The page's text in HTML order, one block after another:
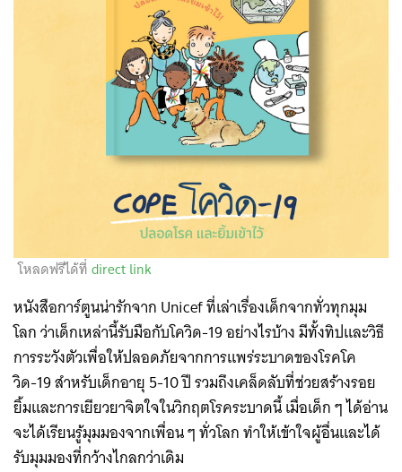
โหลดฟรีได้ที่direct link
หนังสือการ์ตูนน่ารักจาก Unicef ที่เล่าเรื่องเด็กจากทั่วทุกมุม
โลก ว่าเด็กเหล่านี้รับมือกับโควิด-19 อย่างไรบ้าง มีทั้งทิปและวิธี
การระวังตัวเพื่อให้ปลอดภัยจากการแพร่ระบาดของโรคโค
วิด-19 สำหรับเด็กอายุ 5-10 ปี รวมถึงเคล็ดลับที่ช่วยสร้างรอย
ยิ้มและการเยียวยาจิตใจในวิกฤตโรคระบาดนี้ เมื่อเด็ก ๆ ได้อ่าน
จะได้เรียนรู้มุมมองจากเพื่อน ๆ ทั่วโลก ทำให้เข้าใจผู้อื่นและได้
รับมุมมองที่กว้างไกลกว่าเดิม